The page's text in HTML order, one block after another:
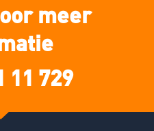
meer
11 729